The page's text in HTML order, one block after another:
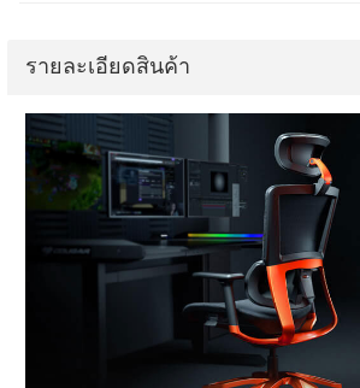
รายละเอียดสินค้า